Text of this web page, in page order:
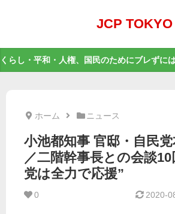
JCP TOKYO
くらし・平和・人権、国民のためにブレずに
ホーム ニュース
小池都知事 官邸・自民
／二階幹事長との会談10
党は全力で応援”
0 2020-